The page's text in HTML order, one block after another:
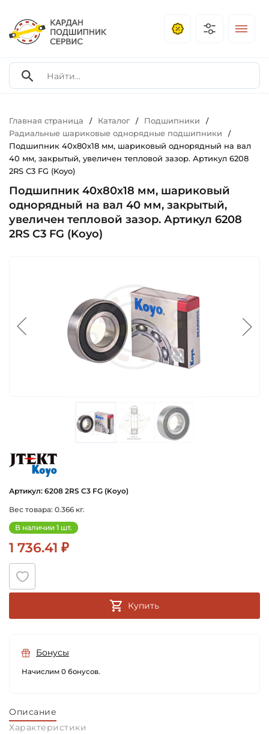
Главная страница / Каталог / Подшипники /
Радиальные шариковые однорядные подшипники /
Подшипник 40х80х18 мм, шариковый однорядный на вал
40 мм, закрытый, увеличен тепловой зазор. Артикул 6208
2RS C3 FG (Koyo)
Подшипник 40х80х18 мм, шариковый
однорядный на вал 40 мм, закрытый,
увеличен тепловой зазор. Артикул 6208
2RS C3 FG (Koyo)
Артикул: 6208 2RS C3 FG (Koyo)
Вес товара: 0.366 кг.
В наличии 1 шт.
1 736.41 ₽
Купить
Бонусы
Начислим 0 бонусов.
Описание
Характеристики